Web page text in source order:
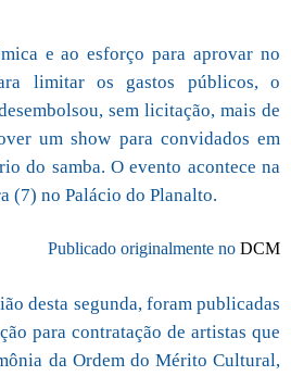
e ao esforço para aprovar no
limitar os gastos públicos, o
sem licitação, mais de
um show para convidados em
do samba. O evento acontece na
(7) no Palácio do Planalto.
Publicado originalmente no DCM
desta segunda, foram publicadas
para contratação de artistas que
da Ordem do Mérito Cultural,